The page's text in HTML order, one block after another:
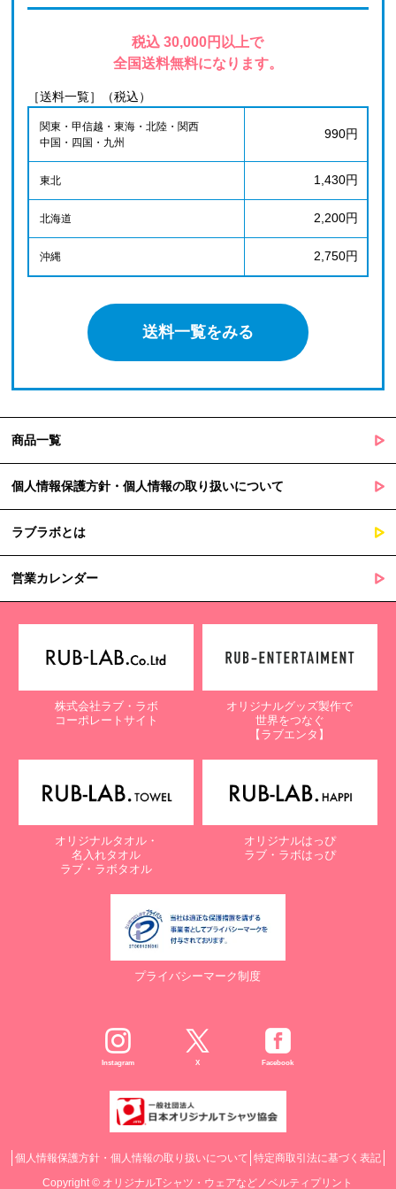
税込 30,000円以上で
全国送料無料になります。
［送料一覧］（税込）
関東・甲信越・東海・北陸・関西
中国・四国・九州
990円
東北 1,430円
北海道 2,200円
沖縄 2,750円
送料一覧をみる
商品一覧
個人情報保護方針・個人情報の取り扱いについて
ラブラボとは
営業カレンダー
株式会社ラブ・ラボ
コーポレートサイト
オリジナルグッズ製作で
世界をつなぐ
【ラブエンタ】
オリジナルタオル・
名入れタオル
ラブ・ラボタオル
オリジナルはっぴ
ラブ・ラボはっぴ
プライバシーマーク制度
Instagram X Facebook
個人情報保護方針・個人情報の取り扱いについて 特定商取引法に基づく表記
Copyright © オリジナルTシャツ・ウェアなどノベルティプリント